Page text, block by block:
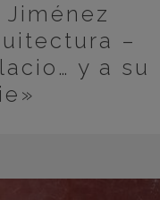
Jiménez
–
y a su